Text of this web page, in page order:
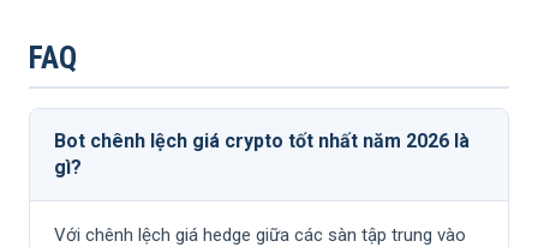
FAQ
Bot chênh lệch giá crypto tốt nhất năm 2026 là
gì?
Với chênh lệch giá hedge giữa các sàn tập trung vào